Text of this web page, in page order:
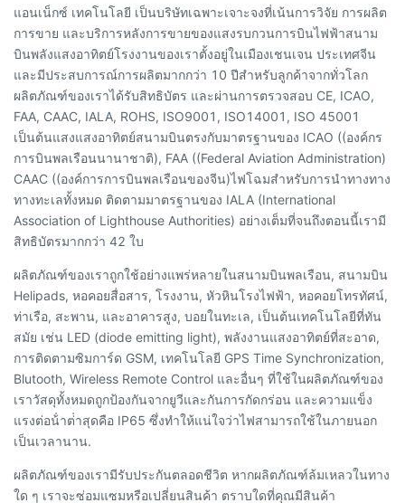
แอนเน็กซ์ เทคโนโลยี เป็นบริษัทเฉพาะเจาะจงที่เน้นการวิจัย การผลิต
การขาย และบริการหลังการขายของแสงรบกวนการบินไฟฟ้าสนาม
บินพลังแสงอาทิตย์โรงงานของเราตั้งอยู่ในเมืองเชนเจน ประเทศจีน
และมีประสบการณ์การผลิตมากกว่า 10 ปีสําหรับลูกค้าจากทั่วโลก
ผลิตภัณฑ์ของเราได้รับสิทธิบัตร และผ่านการตรวจสอบ CE, ICAO,
FAA, CAAC, IALA, ROHS, ISO9001, ISO14001, ISO 45001
เป็นต้นแสงแสงอาทิตย์สนามบินตรงกับมาตรฐานของ ICAO ((องค์กร
การบินพลเรือนนานาชาติ), FAA ((Federal Aviation Administration)
CAAC ((องค์การการบินพลเรือนของจีน)ไฟโฉมสําหรับการนําทางทาง
ทางทะเลทั้งหมด ติดตามมาตรฐานของ IALA (International
Association of Lighthouse Authorities) อย่างเต็มที่จนถึงตอนนี้เรามี
สิทธิบัตรมากกว่า 42 ใบ
ผลิตภัณฑ์ของเราถูกใช้อย่างแพร่หลายในสนามบินพลเรือน, สนามบิน
Helipads, หอคอยสื่อสาร, โรงงาน, หัวหินโรงไฟฟ้า, หอคอยโทรทัศน์,
ท่าเรือ, สะพาน, และอาคารสูง, บอยในทะเล, เป็นต้นเทคโนโลยีที่ทัน
สมัย เช่น LED (diode emitting light), พลังงานแสงอาทิตย์ที่สะอาด,
การติดตามซิมการ์ด GSM, เทคโนโลยี GPS Time Synchronization,
Blutooth, Wireless Remote Control และอื่นๆ ที่ใช้ในผลิตภัณฑ์ของ
เราวัสดุทั้งหมดถูกป้องกันจากยูวีและกันการกัดกร่อน และความแข็ง
แรงต่อน้ําต่ําสุดคือ IP65 ซึ่งทําให้แน่ใจว่าไฟสามารถใช้ในภายนอก
เป็นเวลานาน.
ผลิตภัณฑ์ของเรามีรับประกันตลอดชีวิต หากผลิตภัณฑ์ล้มเหลวในทาง
ใด ๆ เราจะซ่อมแซมหรือเปลี่ยนสินค้า ตราบใดที่คุณมีสินค้า